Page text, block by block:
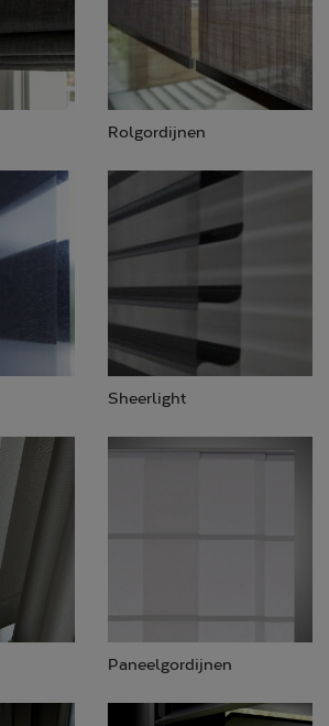
Rolgordijnen
Sheerlight
Paneelgordijnen